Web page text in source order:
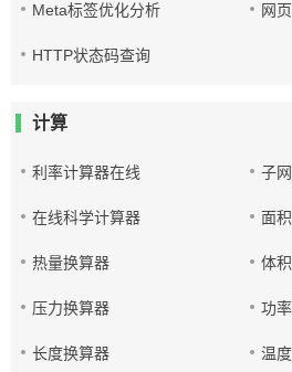
Meta标签优化分析 网
HTTP状态码查询
计算
利率计算器在线 子
在线科学计算器 面
热量换算器 体
压力换算器 功
长度换算器 温